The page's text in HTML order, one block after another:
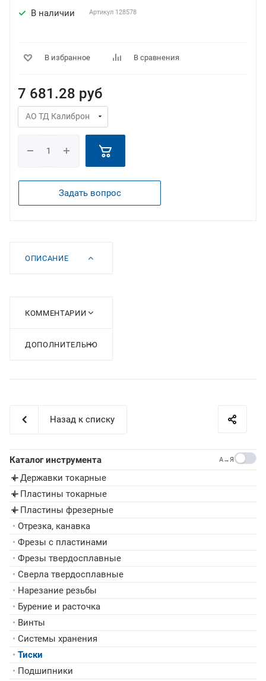
В наличии Артикул 128578
В избранное В сравнения
7 681.28 руб
Задать вопрос
ОПИСАНИЕ
КОММЕНТАРИИ
ДОПОЛНИТЕЛЬНО
Назад к списку
Каталог инструмента A→Я
▸ Державки токарные
▸ Пластины токарные
▸ Пластины фрезерные
• Отрезка, канавка
• Фрезы с пластинами
• Фрезы твердосплавные
• Сверла твердосплавные
• Нарезание резьбы
• Бурение и расточка
• Винты
• Системы хранения
• Тиски
• Подшипники